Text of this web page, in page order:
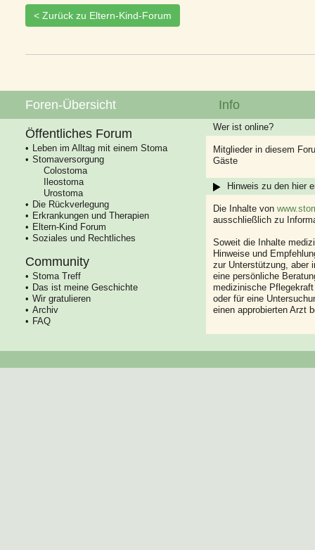
< Zurück zu Eltern-Kind-Forum
Foren-Übersicht
Öffentliches Forum
Leben im Alltag mit einem Stoma
Stomaversorgung
Colostoma
Ileostoma
Urostoma
Die Rückverlegung
Erkrankungen und Therapien
Eltern-Kind Forum
Soziales und Rechtliches
Community
Stoma Treff
Das ist meine Geschichte
Wir gratulieren
Archiv
FAQ
Info
Wer ist online?
Mitglieder in diesem
Gäste
Hinweis zu den hier
Die Inhalte von
ausschließlich zu
Soweit die Inhalte
Hinweise und
zur Unterstützung, aber
eine persönliche
medizinische
oder für eine
einen approbierten Arzt